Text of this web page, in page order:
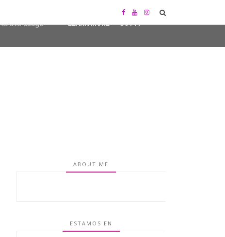
ABOUT ME
ESTAMOS EN
agent
usage
LEARN MORE GOT IT